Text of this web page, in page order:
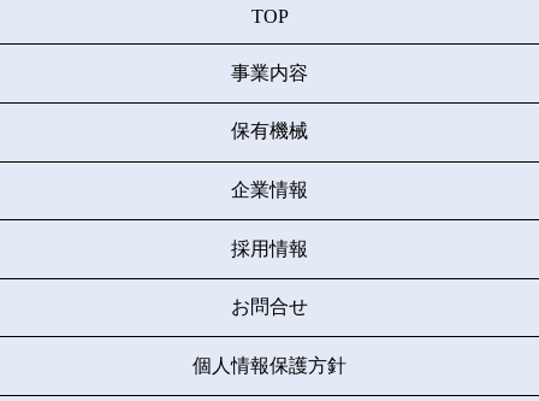
TOP
事業内容
保有機械
企業情報
採用情報
お問合せ
個人情報保護方針